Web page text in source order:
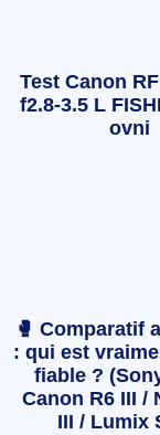
Test Canon
f2.8-3.5 L
ovni
🥊 Comparatif
: qui est
fiable ?
Canon R6 III /
III / Lumix